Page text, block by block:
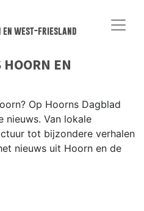
en west-friesland
EN
Op Hoorns Dagblad
nieuws. Van lokale
tot bijzondere verhalen
nieuws uit Hoorn en de